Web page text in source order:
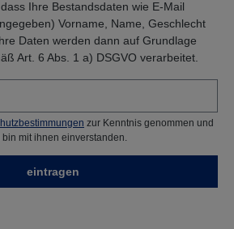
Ihre Bestandsdaten wie E-Mail
Vorname, Name, Geschlecht
Daten werden dann auf Grundlage
Art. 6 Abs. 1 a) DSGVO verarbeitet.
zur Kenntnis genommen und
mit ihnen einverstanden.
eintragen